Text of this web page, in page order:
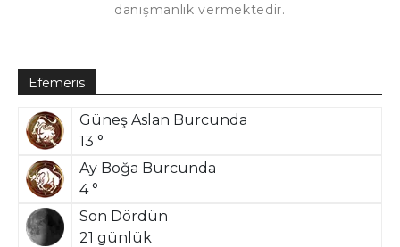
danışmanlık vermektedir.
Efemeris
Güneş Aslan Burcunda
13 °
Ay Boğa Burcunda
4 °
Son Dördün
21 günlük